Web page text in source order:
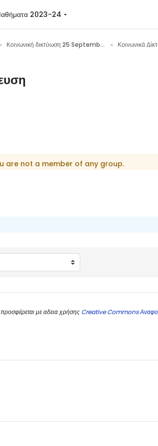
2023-24
Κοινωνική δικτύωση 25 September - 1 October Κοινωνικά
are not a member of any group.
με αδεια χρήσης Creative Commons